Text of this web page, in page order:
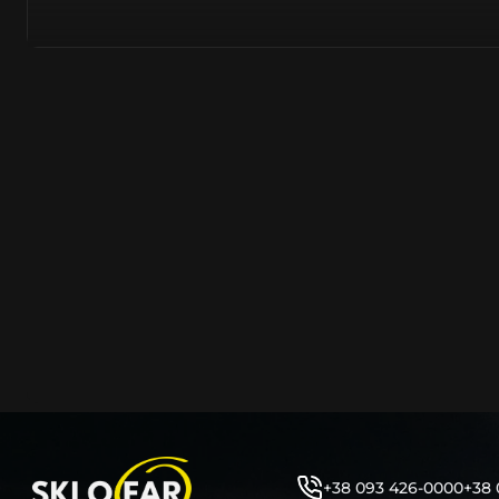
тому не слід дивуватися, що до 90% запчастин до
Цілком зрозуміло, що далеко не завжди потрібна повна
як це часто пропонують автосервіси та автодилери.
+38 093 426-0000+38